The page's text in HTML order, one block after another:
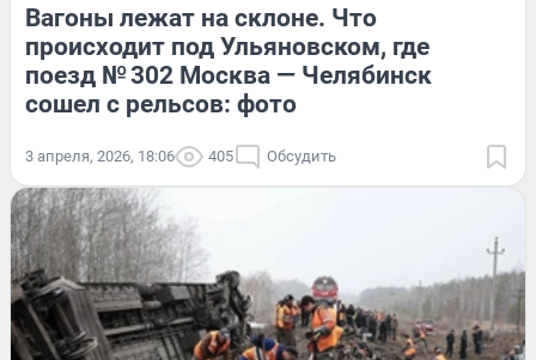
Вагоны лежат на склоне. Что
происходит под Ульяновском, где
поезд № 302 Москва — Челябинск
сошел с рельсов: фото
3 апреля, 2026, 18:06 405 Обсудить